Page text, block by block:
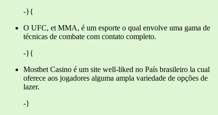
-}{
O UFC, et MMA, é um esporte o qual envolve uma gama de
técnicas de combate com contato completo.
-}{
Mostbet Casino é um site well-liked no País brasileiro la cual
oferece aos jogadores alguma ampla variedade de opções de
lazer.
-}